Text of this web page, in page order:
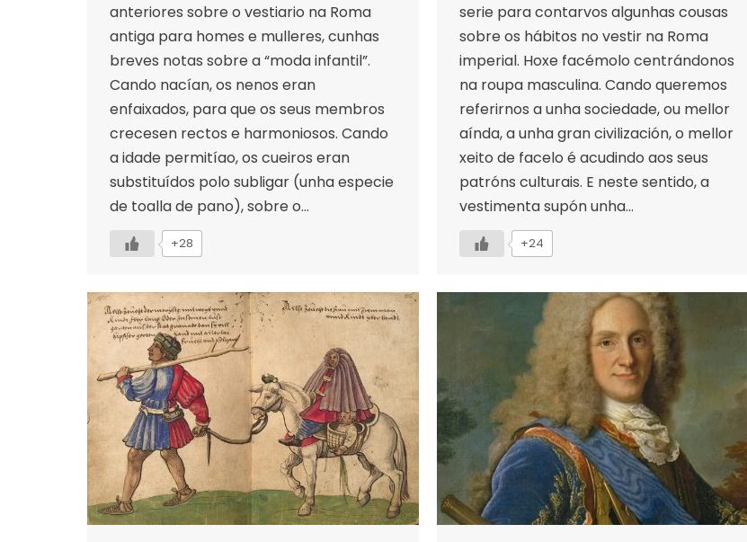
anteriores sobre o vestiario na Roma
antiga para homes e mulleres, cunhas
breves notas sobre a “moda infantil”.
Cando nacían, os nenos eran
enfaixados, para que os seus membros
crecesen rectos e harmoniosos. Cando
a idade permitíao, os cueiros eran
substituídos polo subligar (unha especie
de toalla de pano), sobre o…
+28
serie para contarvos algunhas cousas
sobre os hábitos no vestir na Roma
imperial. Hoxe facémolo centrándonos
na roupa masculina. Cando queremos
referirnos a unha sociedade, ou mellor
aínda, a unha gran civilización, o mellor
xeito de facelo é acudindo aos seus
patróns culturais. E neste sentido, a
vestimenta supón unha…
+24